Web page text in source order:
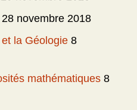
28 novembre 2018
la Géologie 8
mathématiques 8